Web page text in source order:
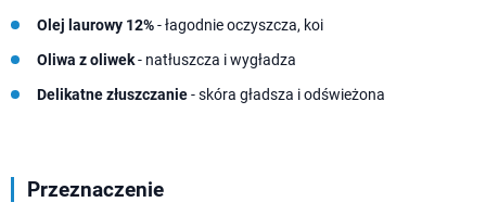
Olej laurowy 12%- łagodnie oczyszcza, koi
Oliwa z oliwek- natłuszcza i wygładza
Delikatne złuszczanie- skóra gładsza i odświeżona
Przeznaczenie